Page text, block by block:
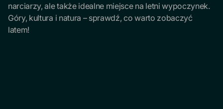
narciarzy, ale także idealne miejsce na letni wypoczynek.
Góry, kultura i natura – sprawdź, co warto zobaczyć
latem!